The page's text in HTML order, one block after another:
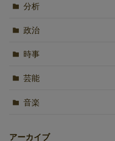
分析
政治
時事
芸能
音楽
アーカイブ